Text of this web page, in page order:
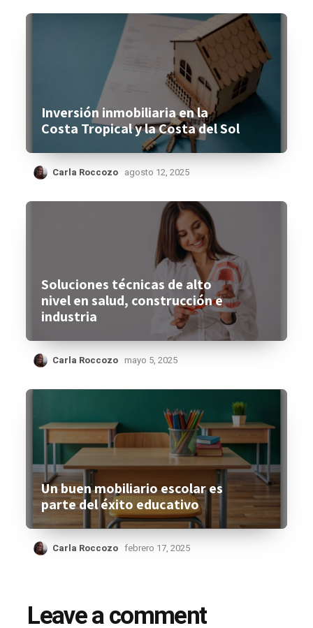
Inversión inmobiliaria en la
Costa Tropical y la Costa del Sol
Carla Roccozo agosto 12, 2025
Soluciones técnicas de alto
nivel en salud, construcción e
industria
Carla Roccozo mayo 5, 2025
Un buen mobiliario escolar es
parte del éxito educativo
Carla Roccozo febrero 17, 2025
Leave a comment